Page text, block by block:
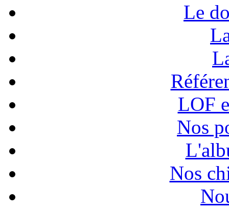
Le
LOF
Nos
Nos